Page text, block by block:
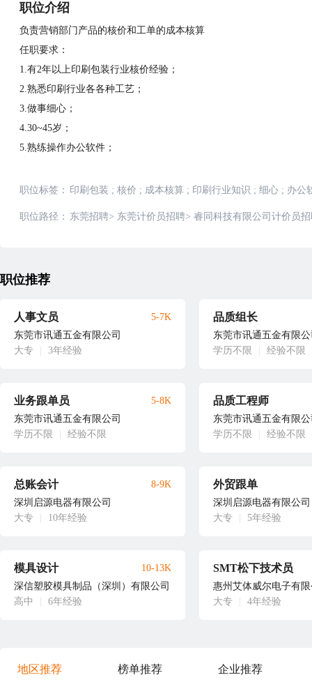
职位介绍
负责营销部门产品的核价和工单的成本核算
任职要求：
1.有2年以上印刷包装行业核价经验；
2.熟悉印刷行业各各种工艺；
3.做事细心；
4.30~45岁；
5.熟练操作办公软件；
职位标签： 印刷包装 ; 核价 ; 成本核算 ; 印刷行业知识 ; 细心 ; 办公
职位路径： 东莞招聘> 东莞计价员招聘> 睿同科技有限公司计价员
职位推荐
人事文员
东莞市讯通五金有限公司
大专
3年经验
5-7K 品质组长
东莞市讯通五金有限
学历不限
经验不限
业务跟单员
东莞市讯通五金有限公司
学历不限
经验不限
5-8K 品质工程师
东莞市讯通五金有限
学历不限
经验不限
总账会计
深圳启源电器有限公司
大专
10年经验
8-9K 外贸跟单
深圳启源电器有限公司
大专
5年经验
模具设计
深信塑胶模具制品（深圳）有限公司
高中
6年经验
10-13K SMT松下技术员
惠州艾体威尔电子有
大专
4年经验
地区推荐 榜单推荐 企业推荐